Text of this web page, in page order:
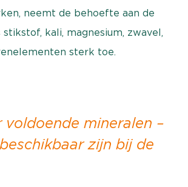
neemt de behoefte aan de
kali, magnesium, zwavel,
sterk toe.
mineralen –
zijn bij de